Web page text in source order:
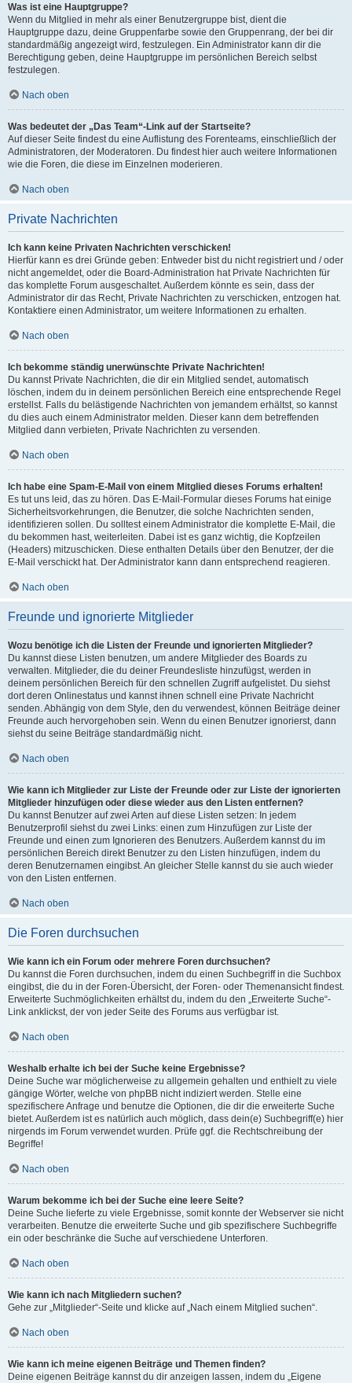
Was ist eine Hauptgruppe?
Wenn du Mitglied in mehr als einer Benutzergruppe bist, dient die
Hauptgruppe dazu, deine Gruppenfarbe sowie den Gruppenrang, der bei dir
standardmäßig angezeigt wird, festzulegen. Ein Administrator kann dir die
Berechtigung geben, deine Hauptgruppe im persönlichen Bereich selbst
festzulegen.
Nach oben
Was bedeutet der „Das Team“-Link auf der Startseite?
Auf dieser Seite findest du eine Auflistung des Forenteams, einschließlich der
Administratoren, der Moderatoren. Du findest hier auch weitere Informationen
wie die Foren, die diese im Einzelnen moderieren.
Nach oben
Private Nachrichten
Ich kann keine Privaten Nachrichten verschicken!
Hierfür kann es drei Gründe geben: Entweder bist du nicht registriert und / oder
nicht angemeldet, oder die Board-Administration hat Private Nachrichten für
das komplette Forum ausgeschaltet. Außerdem könnte es sein, dass der
Administrator dir das Recht, Private Nachrichten zu verschicken, entzogen hat.
Kontaktiere einen Administrator, um weitere Informationen zu erhalten.
Nach oben
Ich bekomme ständig unerwünschte Private Nachrichten!
Du kannst Private Nachrichten, die dir ein Mitglied sendet, automatisch
löschen, indem du in deinem persönlichen Bereich eine entsprechende Regel
erstellst. Falls du belästigende Nachrichten von jemandem erhältst, so kannst
du dies auch einem Administrator melden. Dieser kann dem betreffenden
Mitglied dann verbieten, Private Nachrichten zu versenden.
Nach oben
Ich habe eine Spam-E-Mail von einem Mitglied dieses Forums erhalten!
Es tut uns leid, das zu hören. Das E-Mail-Formular dieses Forums hat einige
Sicherheitsvorkehrungen, die Benutzer, die solche Nachrichten senden,
identifizieren sollen. Du solltest einem Administrator die komplette E-Mail, die
du bekommen hast, weiterleiten. Dabei ist es ganz wichtig, die Kopfzeilen
(Headers) mitzuschicken. Diese enthalten Details über den Benutzer, der die
E-Mail verschickt hat. Der Administrator kann dann entsprechend reagieren.
Nach oben
Freunde und ignorierte Mitglieder
Wozu benötige ich die Listen der Freunde und ignorierten Mitglieder?
Du kannst diese Listen benutzen, um andere Mitglieder des Boards zu
verwalten. Mitglieder, die du deiner Freundesliste hinzufügst, werden in
deinem persönlichen Bereich für den schnellen Zugriff aufgelistet. Du siehst
dort deren Onlinestatus und kannst ihnen schnell eine Private Nachricht
senden. Abhängig von dem Style, den du verwendest, können Beiträge deiner
Freunde auch hervorgehoben sein. Wenn du einen Benutzer ignorierst, dann
siehst du seine Beiträge standardmäßig nicht.
Nach oben
Wie kann ich Mitglieder zur Liste der Freunde oder zur Liste der ignorierten
Mitglieder hinzufügen oder diese wieder aus den Listen entfernen?
Du kannst Benutzer auf zwei Arten auf diese Listen setzen: In jedem
Benutzerprofil siehst du zwei Links: einen zum Hinzufügen zur Liste der
Freunde und einen zum Ignorieren des Benutzers. Außerdem kannst du im
persönlichen Bereich direkt Benutzer zu den Listen hinzufügen, indem du
deren Benutzernamen eingibst. An gleicher Stelle kannst du sie auch wieder
von den Listen entfernen.
Nach oben
Die Foren durchsuchen
Wie kann ich ein Forum oder mehrere Foren durchsuchen?
Du kannst die Foren durchsuchen, indem du einen Suchbegriff in die Suchbox
eingibst, die du in der Foren-Übersicht, der Foren- oder Themenansicht findest.
Erweiterte Suchmöglichkeiten erhältst du, indem du den „Erweiterte Suche“-
Link anklickst, der von jeder Seite des Forums aus verfügbar ist.
Nach oben
Weshalb erhalte ich bei der Suche keine Ergebnisse?
Deine Suche war möglicherweise zu allgemein gehalten und enthielt zu viele
gängige Wörter, welche von phpBB nicht indiziert werden. Stelle eine
spezifischere Anfrage und benutze die Optionen, die dir die erweiterte Suche
bietet. Außerdem ist es natürlich auch möglich, dass dein(e) Suchbegriff(e) hier
nirgends im Forum verwendet wurden. Prüfe ggf. die Rechtschreibung der
Begriffe!
Nach oben
Warum bekomme ich bei der Suche eine leere Seite?
Deine Suche lieferte zu viele Ergebnisse, somit konnte der Webserver sie nicht
verarbeiten. Benutze die erweiterte Suche und gib spezifischere Suchbegriffe
ein oder beschränke die Suche auf verschiedene Unterforen.
Nach oben
Wie kann ich nach Mitgliedern suchen?
Gehe zur „Mitglieder“-Seite und klicke auf „Nach einem Mitglied suchen“.
Nach oben
Wie kann ich meine eigenen Beiträge und Themen finden?
Deine eigenen Beiträge kannst du dir anzeigen lassen, indem du „Eigene